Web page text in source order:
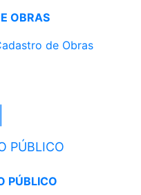
OBRAS
de Obras
PÚBLICO
PÚBLICO